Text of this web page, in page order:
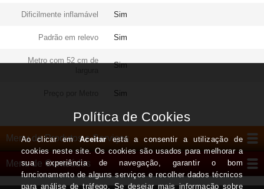
Dificilmente inflamável Sim
Padrão em relevo Sim
Metro com 52 cm de
Sim
Sim
Menu de Produtos e Serviços
Menu de Conteúdos